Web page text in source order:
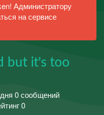
Администратору
на сервисе
but it's too
0 сообщений
0